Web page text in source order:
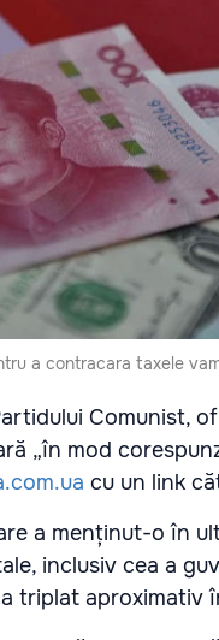
a contracara taxele
Comunist,
„în mod
cu un link
a menținut-o în
inclusiv cea a
triplat aproximativ